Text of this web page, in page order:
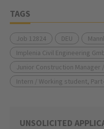
TAGS
Job 12824 DEU
Implenia Civil Engineering
Junior Construction Manager
Intern / Working student,
UNSOLICITED